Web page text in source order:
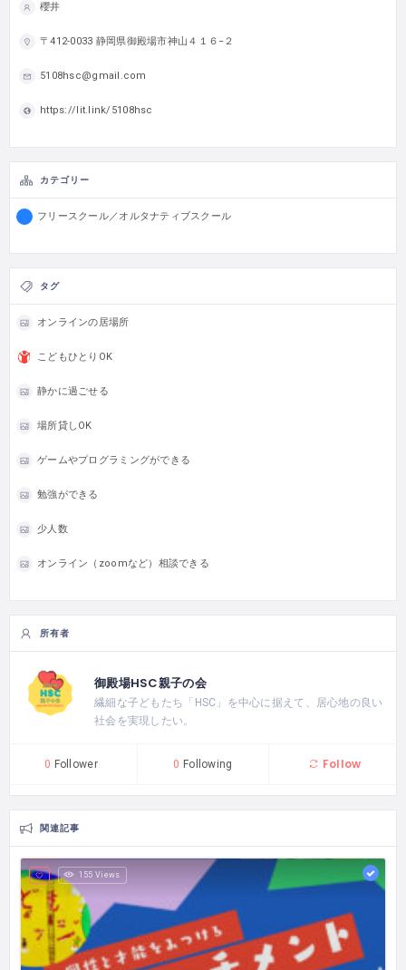
櫻井
〒412-0033 静岡県御殿場市神山４１６−２
5108hsc@gmail.com
https://lit.link/5108hsc
カテゴリー
フリースクール／オルタナティブスクール
タグ
オンラインの居場所
こどもひとりOK
静かに過ごせる
場所貸しOK
ゲームやプログラミングができる
勉強ができる
少人数
オンライン（zoomなど）相談できる
所有者
御殿場HSC親子の会
繊細な子どもたち「HSC」を中心に据えて、居心地の良い
社会を実現したい。
0 Follower 0 Following Follow
関連記事
155 Views